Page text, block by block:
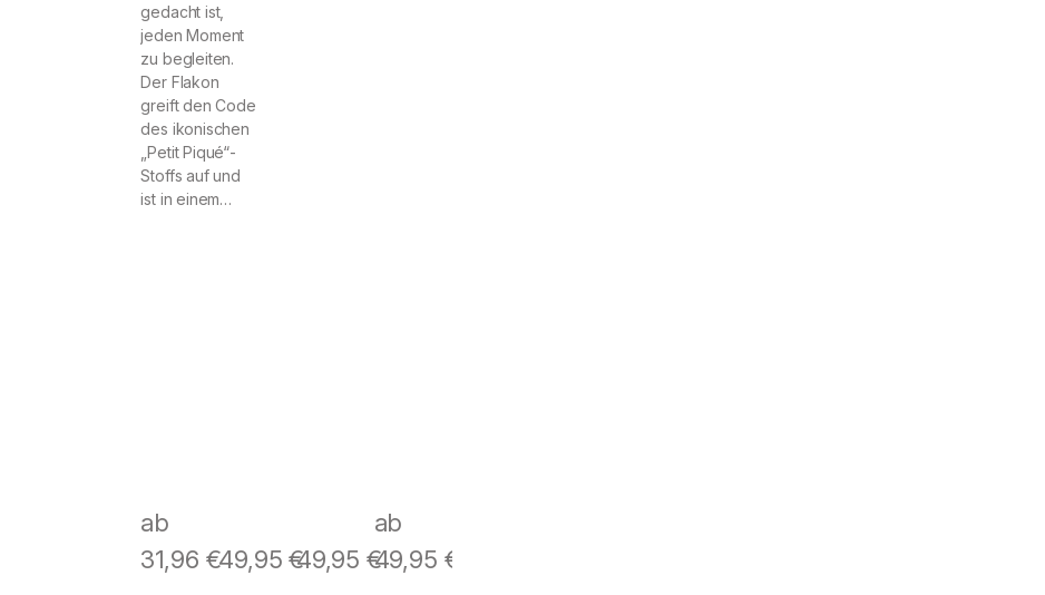
gedacht ist,
jeden Moment
zu begleiten.
Der Flakon
greift den Code
des ikonischen
„Petit Piqué“-
Stoffs auf und
ist in einem…
ab
31,96€49,95€49,95 €
ab
49,95 €